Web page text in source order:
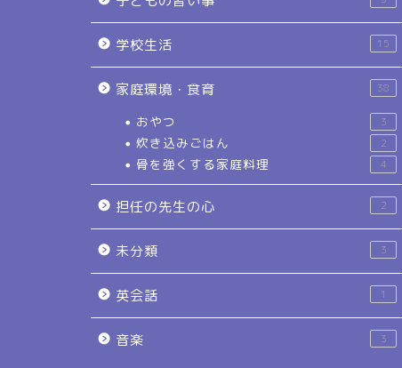
学校生活 15
家庭環境・食育 38
おやつ 3
炊き込みごはん 2
骨を強くする家庭料理 4
担任の先生の心 2
未分類 3
英会話 1
音楽 3